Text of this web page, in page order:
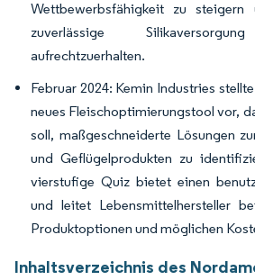
Wettbewerbsfähigkeit zu
zuverlässige
aufrechtzuerhalten.
Februar 2024: Kemin Industries
neues Fleischoptimierungstool vor,
soll, maßgeschneiderte Lösungen
und Geflügelprodukten zu
vierstufige Quiz bietet einen
und leitet Lebensmittelhersteller
Produktoptionen und möglichen
Inhaltsverzeichnis des